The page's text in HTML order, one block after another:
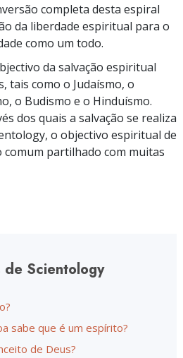
completa desta espiral
da liberdade espiritual para o
como um todo.
da salvação espiritual
tais como o Judaísmo, o
o Budismo e o Hinduísmo.
dos quais a salvação se realiza
o objectivo espiritual de
comum partilhado com muitas
de Scientology
sabe que é um espírito?
de Deus?